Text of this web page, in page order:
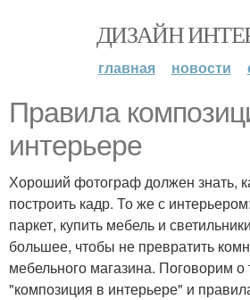
ДИЗАЙН
главная новости
Правила
интерьере
Хороший фотограф должен знать,
построить кадр. То же с
паркет, купить мебель и
большее, чтобы не превратить
мебельного магазина. Поговорим о
"композиция в интерьере" и